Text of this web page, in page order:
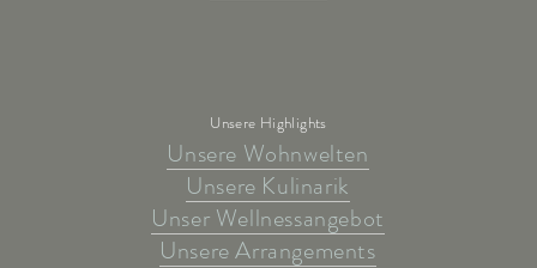
Unsere Highlights
Unsere Wohnwelten
Unsere Kulinarik
Unser Wellnessangebot
Unsere Arrangements